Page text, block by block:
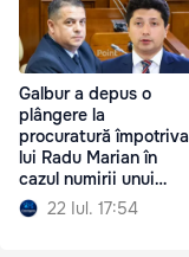
Galbur a depus o
plângere la
procuratură împotriva
lui Radu Marian în
cazul numirii unui
director ANRE
22 Iul. 17:54